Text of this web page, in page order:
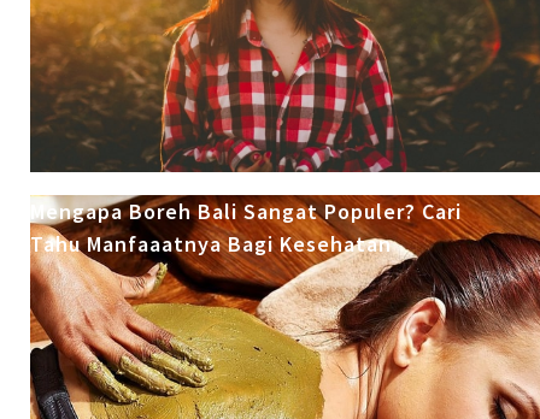
Mengapa Boreh Bali Sangat Populer? Cari
Tahu Manfaaatnya Bagi Kesehatan